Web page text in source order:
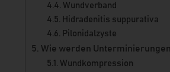
Wundverband
Hidradenitis suppurativa
Pilonidalzyste
Wie werden
Wundkompression